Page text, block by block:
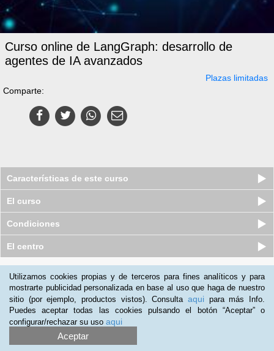
Curso online de LangGraph: desarrollo de
agentes de IA avanzados
Plazas limitadas
Comparte:
Características de este curso
El curso
Condiciones
El centro
Utilizamos cookies propias y de terceros para fines analíticos y para
mostrarte publicidad personalizada en base al uso que haga de nuestro
sitio (por ejemplo, productos vistos). Consulta aqui para más Info.
Puedes aceptar todas las cookies pulsando el botón “Aceptar” o
configurar/rechazar su uso aqui
Aceptar
Promociona tu negocio |Programa de Afiliación
2012-2026 Aprendum
LLámanos: